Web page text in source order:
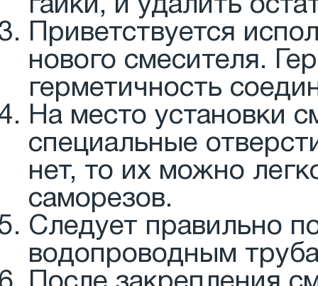
гайки, и удалить
Приветствуется
нового смесителя.
герметичность
На место установки
специальные
нет, то их можно
саморезов.
Следует правильно
водопроводным